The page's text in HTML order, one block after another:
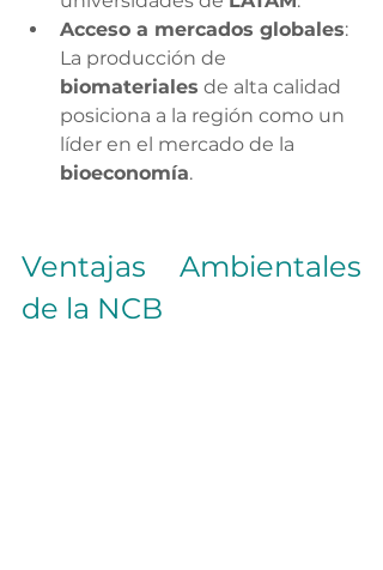
Acceso a mercados globales:
La producción de
biomateriales de alta calidad
posiciona a la región como un
líder en el mercado de la
bioeconomía.
Ventajas Ambientales
de la NCB